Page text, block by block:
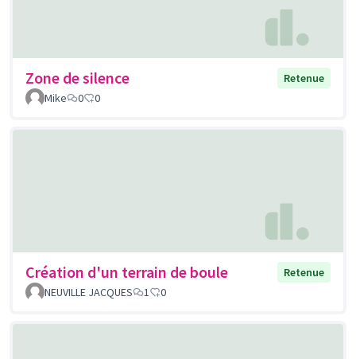
Zone de silence
Retenue
Mike
0 0
Création d'un terrain de boule
Retenue
NEUVILLE JACQUES
1 0